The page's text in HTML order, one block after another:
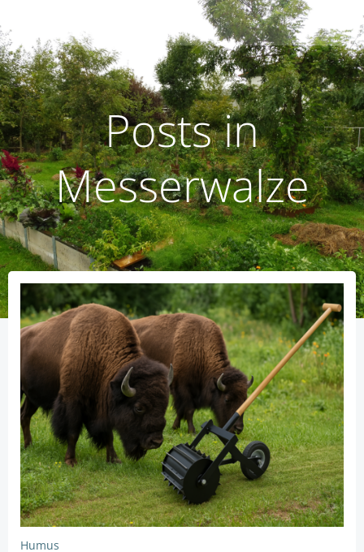
Zum
Inhalt
springen
Posts in
Messerwalze
Humus